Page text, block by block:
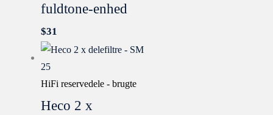
fuldtone-enhed
$31
HiFi reservedele - brugte
Heco 2 x